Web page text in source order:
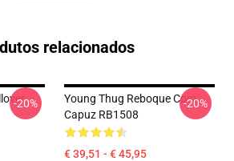
relacionados
-20%
Young Thug Reboque Com
Capuz RB1508
€ 39,51 - € 45,95
-20%